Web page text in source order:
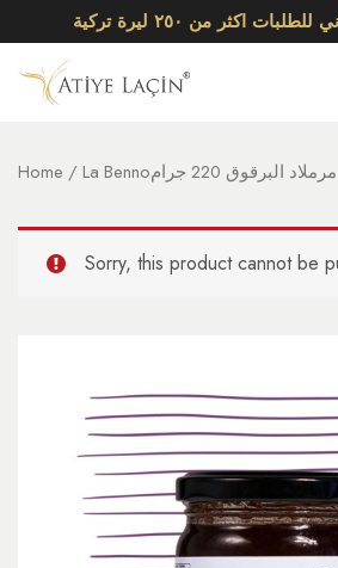
اكثر من ٢٥٠ ليرة تركية
Home / البرقوق 220 جرام
Sorry, this product cannot be